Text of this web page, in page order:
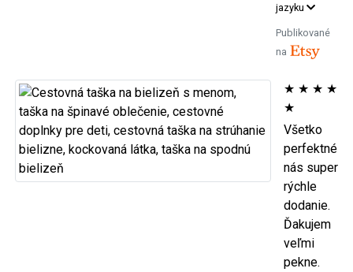
jazyku
Publikované
na
★ ★ ★ ★
★
Všetko
perfektné
nás super
rýchle
dodanie.
Ďakujem
veľmi
pekne.